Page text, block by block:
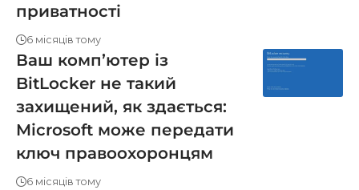
приватності
6 місяців тому
Ваш комп’ютер із
BitLocker не такий
захищений, як здається:
Microsoft може передати
ключ правоохоронцям
6 місяців тому